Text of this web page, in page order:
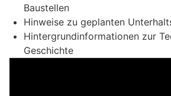
Baustellen
Hinweise zu geplanten
Hintergrundinformationen zur
Geschichte